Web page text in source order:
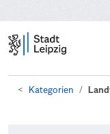
Kategorien